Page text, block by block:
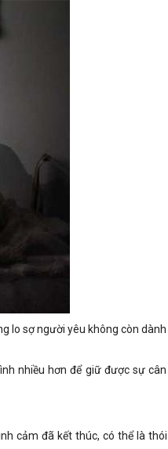
lo sợ người yêu không còn dành
nhiều hơn để giữ được sự cân
cảm đã kết thúc, có thể là thói